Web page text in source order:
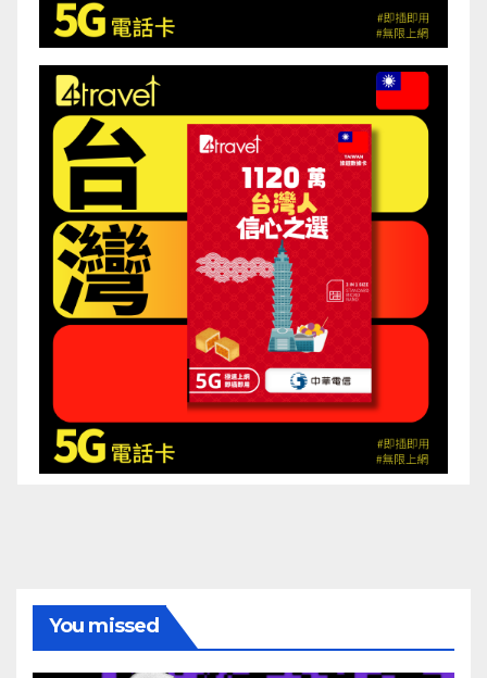
You missed